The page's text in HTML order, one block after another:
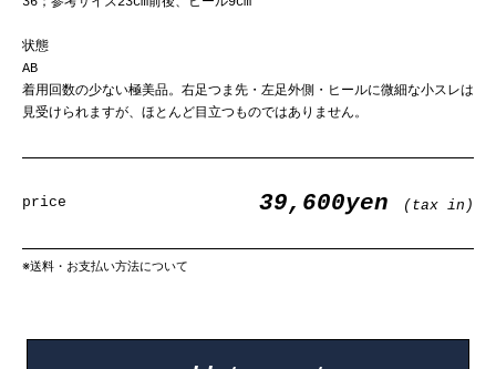
状態
AB
着用回数の少ない極美品。右足つま先・左足外側・ヒールに微細な小スレは
見受けられますが、ほとんど目立つものではありません。
price 39,600yen (tax in)
※送料・お支払い方法について